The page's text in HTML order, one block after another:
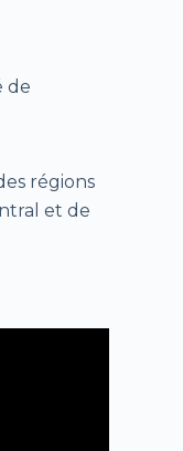
de
régions
et de